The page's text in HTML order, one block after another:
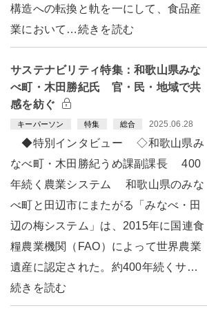
構造への転換と軌を一にして、食品産
業において…続きを読む
サステナビリティ特集：和歌山県みな
べ町・木田勝紀氏 官・民・地域で共
感を紡ぐ
キーパーソン 特集 総合 2025.06.28
◆特別インタビュー ◇和歌山県み
なべ町・木田勝紀うめ課副課長 400
年続く農業システム 和歌山県のみな
べ町と田辺市にまたがる「みなべ・田
辺の梅システム」は、2015年に国連食
糧農業機関（FAO）によって世界農業
遺産に認定された。約400年続くサ…
続きを読む